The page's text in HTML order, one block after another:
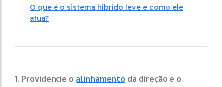
O que é o sistema híbrido leve e como ele
atua?
1. Providencie o alinhamento da direção e o